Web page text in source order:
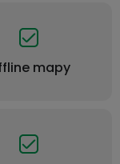
mapy